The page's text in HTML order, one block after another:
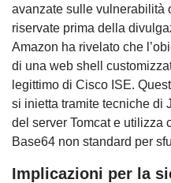
avanzate sulle vulnerabilità
riservate prima della
Amazon ha rivelato che
di una web shell
legittimo di Cisco ISE.
si inietta tramite tecniche di
del server Tomcat e utilizza
Base64 non standard per
Implicazioni per la